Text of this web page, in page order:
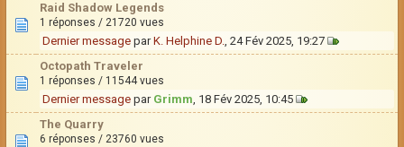
Raid Shadow Legends
1 réponses / 21720 vues
Dernier message parK. Helphine D., 24 Fév 2025, 19:27
Octopath Traveler
1 réponses / 11544 vues
Dernier message par Grimm, 18 Fév 2025, 10:45
The Quarry
6 réponses / 23760 vues